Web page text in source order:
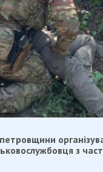
прокуратури
у вигляді
у понад 3
ми
судна